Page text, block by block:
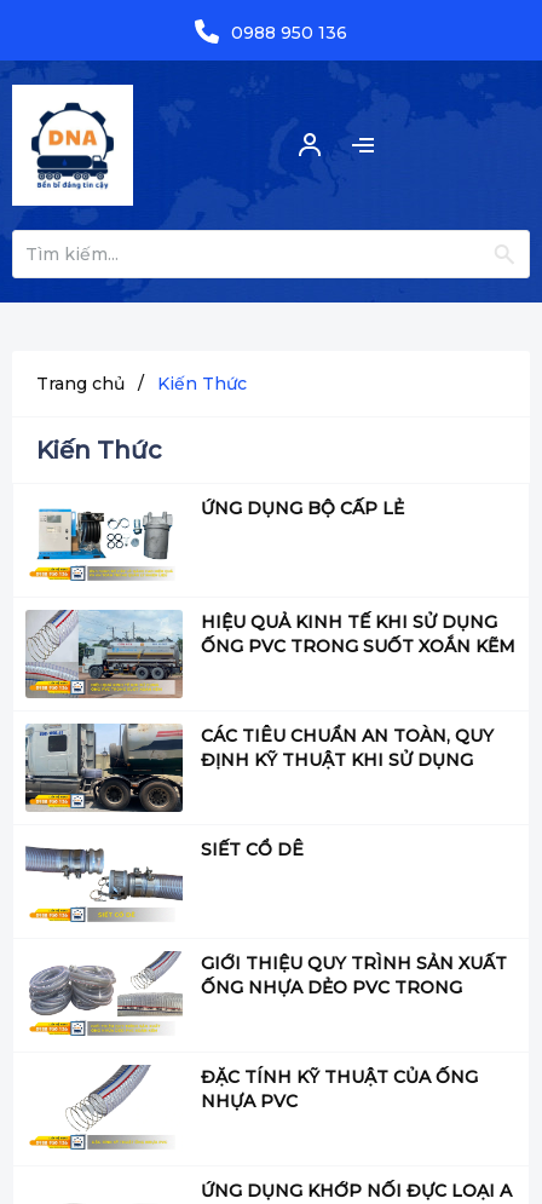
0988 950 136
Trang chủ / Kiến Thức
Kiến Thức
ỨNG DỤNG BỘ CẤP LẺ
HIỆU QUẢ KINH TẾ KHI SỬ DỤNG
ỐNG PVC TRONG SUỐT XOẮN KẼM
CÁC TIÊU CHUẨN AN TOÀN, QUY
ĐỊNH KỸ THUẬT KHI SỬ DỤNG
SIẾT CỔ DÊ
GIỚI THIỆU QUY TRÌNH SẢN XUẤT
ỐNG NHỰA DẺO PVC TRONG
ĐẶC TÍNH KỸ THUẬT CỦA ỐNG
NHỰA PVC
ỨNG DỤNG KHỚP NỐI ĐỰC LOẠI A